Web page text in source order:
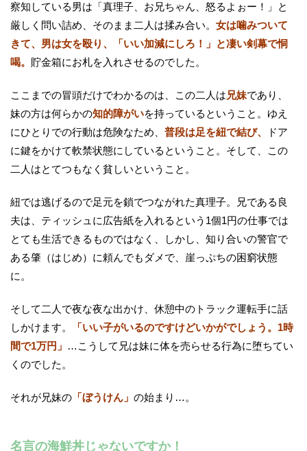
察知している男は「真理子、お兄ちゃん、怒るよぉー！」と
厳しく問い詰め、そのまま二人は揉み合い。 女は噛みついて
きて、男は女を殴り、「いい加減にしろ！」と凄い剣幕で恫
喝。 貯金箱にお札を入れさせるのでした。
ここまでの冒頭だけでわかるのは、この二人は 兄妹であり、
妹の方は何らかの知的障がいを持っているということ。ゆえ
にひとりでの行動は危険なため、 普段は足を紐で結び、
ドア
に鍵をかけて軟禁状態にしているということ。そして、この
二人はとてつもなく貧しいということ。
紐では逃げるので足元を鎖でつながれた真理子。兄である良
夫は、ティッシュに広告紙を入れるという1個1円の仕事では
とても生活できるものではなく、しかし、知り合いの警官で
ある肇（はじめ）に頼んでもダメで、崖っぷちの困窮状態
に。
そして二人で夜な夜な出かけ、休憩中のトラック運転手に話
しかけます。
「いい子がいるのですけどいかがでしょう。1時
間で1万円」 …こうして兄は妹に体を売らせる行為に堕ちてい
くのでした。
それが兄妹の 「ぼうけん」 の始まり…。
名言の海鮮丼じゃないですか！